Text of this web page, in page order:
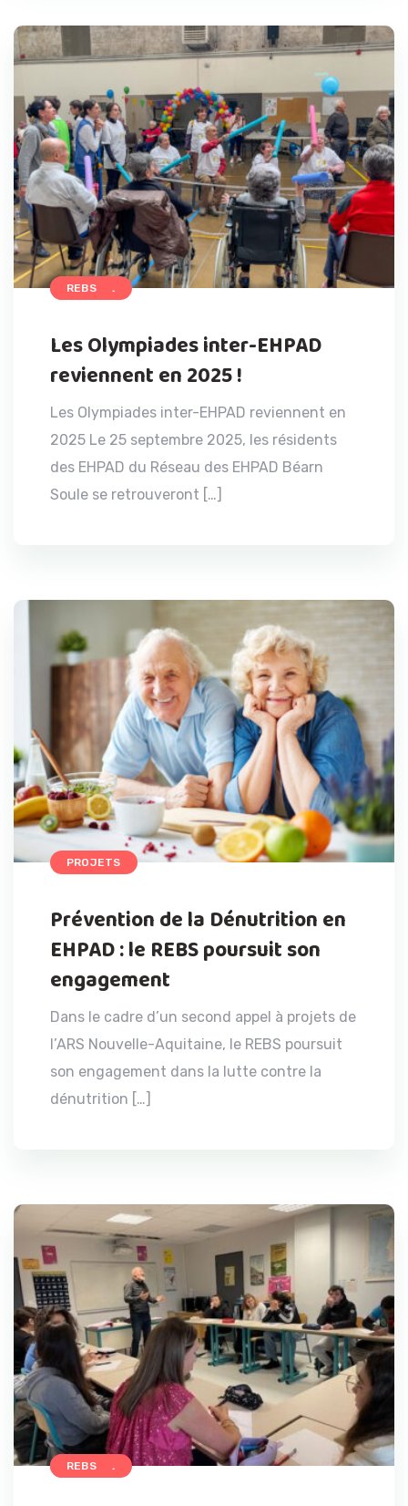
ACCUEIL
REBS
Les Olympiades inter-EHPAD
reviennent en 2025 !
Les Olympiades inter-EHPAD reviennent en
2025 Le 25 septembre 2025, les résidents
des EHPAD du Réseau des EHPAD Béarn
Soule se retrouveront […]
PROJETS
Prévention de la Dénutrition en
EHPAD : le REBS poursuit son
engagement
Dans le cadre d’un second appel à projets de
l’ARS Nouvelle-Aquitaine, le REBS poursuit
son engagement dans la lutte contre la
dénutrition […]
ACCUEIL
REBS